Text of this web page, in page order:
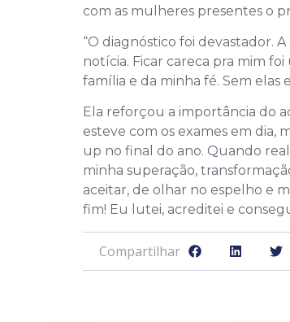
com as mulheres presentes o
“O diagnóstico foi devastador.
notícia. Ficar careca pra mim
família e da minha fé. Sem elas
Ela reforçou a importância do
esteve com os exames em dia,
up no final do ano. Quando
minha superação,
aceitar, de olhar no espelho e
fim! Eu lutei, acreditei e
Compartilhar